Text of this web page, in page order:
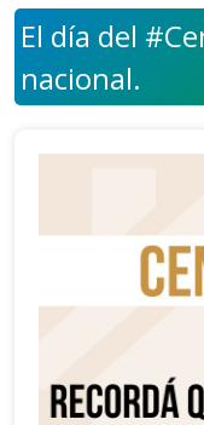
El día del
nacional.